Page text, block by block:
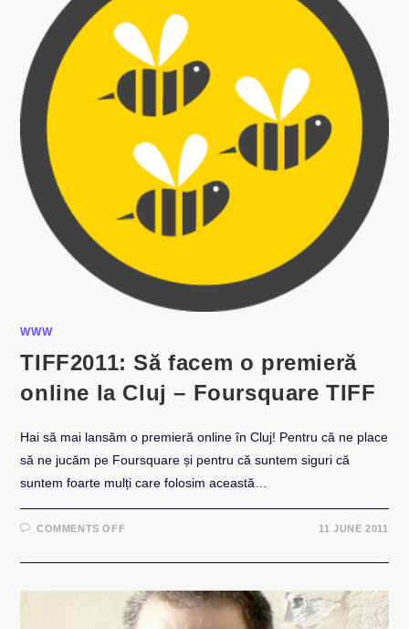
WWW
TIFF2011: Să facem o premieră
online la Cluj – Foursquare TIFF
Hai să mai lansăm o premieră online în Cluj! Pentru că ne place
să ne jucăm pe Foursquare și pentru că suntem siguri că
suntem foarte mulți care folosim această…
COMMENTS OFFON
FACEM
ONLINE
LA
CLUJ
11 JUNE 2011